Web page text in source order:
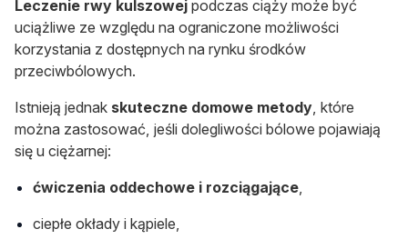
Leczenie rwy kulszowej podczas ciąży może być
uciążliwe ze względu na ograniczone możliwości
korzystania z dostępnych na rynku środków
przeciwbólowych.
Istnieją jednak skuteczne domowe metody , które
można zastosować, jeśli dolegliwości bólowe pojawiają
się u ciężarnej:
ćwiczenia oddechowe i rozciągające
ciepłe okłady i kąpiele,